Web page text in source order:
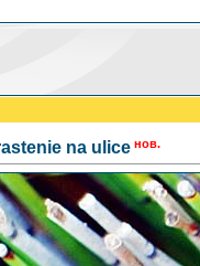
na ulice нов.